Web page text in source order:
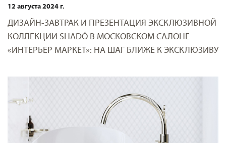
12 августа 2024 г.
ДИЗАЙН-ЗАВТРАК И ПРЕЗЕНТАЦИЯ ЭКСКЛЮЗИВНОЙ
КОЛЛЕКЦИИ SHADÓ В МОСКОВСКОМ САЛОНЕ
«ИНТЕРЬЕР МАРКЕТ»: НА ШАГ БЛИЖЕ К ЭКСКЛЮЗИВУ